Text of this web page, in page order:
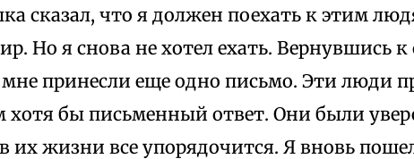
сказал, что я должен поехать к этим
Но я снова не хотел ехать. Вернувшись к
мне принесли еще одно письмо. Эти люди
хотя бы письменный ответ. Они были
их жизни все упорядочится. Я вновь